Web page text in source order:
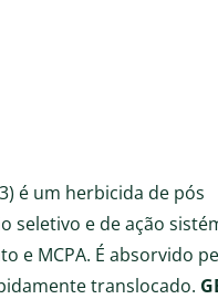
é um herbicida de pós
seletivo e de ação
e MCPA. É absorvido
translocado.